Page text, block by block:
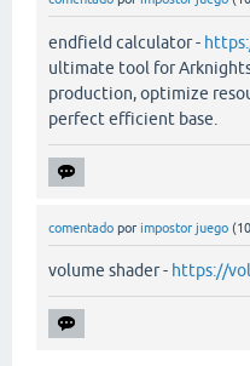
endfield calculator -
ultimate tool for
production, optimize
perfect efficient base.
comentado por impostor juego (
volume shader - https://